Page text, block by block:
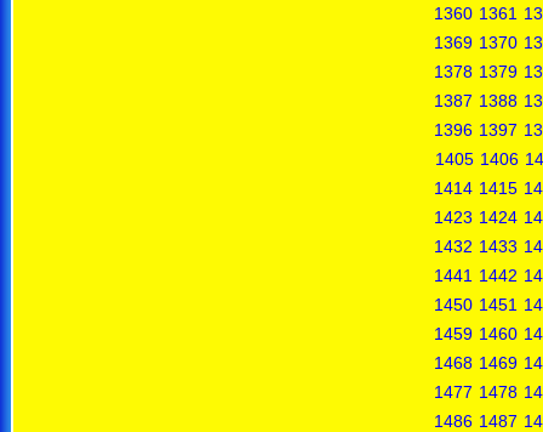
1360 1361
1369 1370
1378 1379
1387 1388
1396 1397
1405 1406
1414 1415
1423 1424
1432 1433
1441 1442
1450 1451
1459 1460
1468 1469
1477 1478
1486 1487